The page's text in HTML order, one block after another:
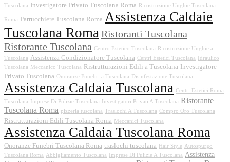
Tuscolana Investigatore Privato Tuscolana Roma Ricostruzione Unghie Tuscolana
Roma Parrucchiere Tuscolana Roma Assistenza Caldaie
Tuscolana Roma Ristoranti Tuscolana
Ristorante Tuscolana Centro Estetico Tuscolana
Ricostruzione Unghie a
Tuscolana Assistenza Condizionatore Tuscolana Centri Estetici Tuscolana
Idraulico
Tuscolana
Meccanico Tuscolana Ristrutturazioni Edili a Tuscolana Investigatore
Privato Tuscolana Onoranze Funebri a Tuscolana Disinfestazione Tuscolana
Assistenza Caldaia Tuscolana Centri Estetici Roma
Tuscolana
Imprese Di Pulizie Tuscolana Investigatori Privati A Tuscolana Ristorante
Tuscolana Roma pizzeria tuscolana Traslochi A Tuscolana Compro Oro Tuscolana
Ristrutturazioni Edili Tuscolana Roma Meccanici Tuscolana
Assistenza Caldaia Tuscolana Roma
Onoranze Funebri Tuscolana Roma traslochi tuscolana Hair Style Autospurgo
Tuscolana Roma Abbigliamento Tuscolana Imprese Di Pulizie A Tuscolana Assistenza